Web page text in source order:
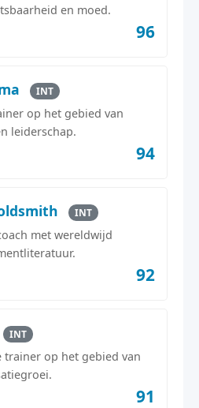
en moed.
96
INT
op het gebied van
leiderschap.
94
INT
met wereldwijd
92
INT
op het gebied van
91